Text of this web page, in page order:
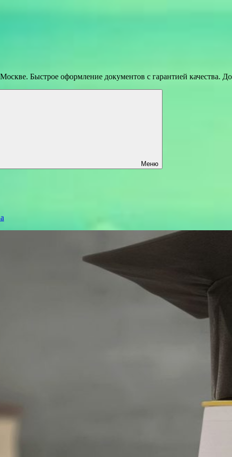
Быстрое оформление документов с гарантией качества.
Меню